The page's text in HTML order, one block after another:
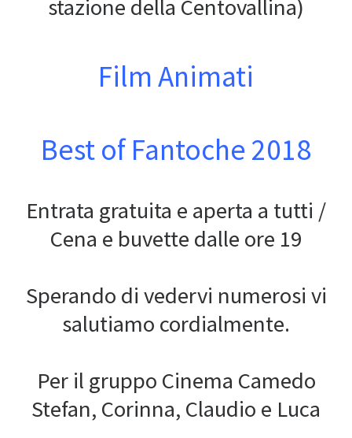
stazione della Centovallina)
Film Animati
Best of Fantoche 2018
Entrata gratuita e aperta a tutti /
Cena e buvette dalle ore 19
Sperando di vedervi numerosi vi
salutiamo cordialmente.
Per il gruppo Cinema Camedo
Stefan, Corinna, Claudio e Luca